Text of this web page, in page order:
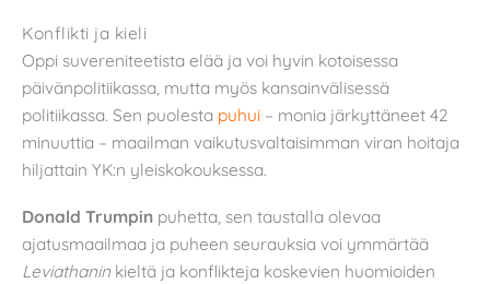
Konflikti ja kieli
Oppi suvereniteetista elää ja voi hyvin kotoisessa
päivänpolitiikassa, mutta myös kansainvälisessä
politiikassa. Sen puolesta puhui – monia järkyttäneet 42
minuuttia – maailman vaikutusvaltaisimman viran hoitaja
hiljattain YK:n yleiskokouksessa.
Donald Trumpin puhetta, sen taustalla olevaa
ajatusmaailmaa ja puheen seurauksia voi ymmärtää
Leviathanin kieltä ja konflikteja koskevien huomioiden